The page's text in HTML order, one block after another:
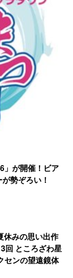
」が開催！ビア
勢ぞろい！
休みの思い出作
回 ところざわ星
センの望遠鏡体